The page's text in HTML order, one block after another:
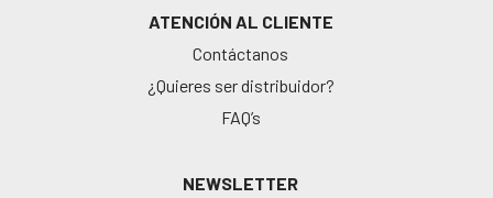
ATENCIÓN AL CLIENTE
Contáctanos
¿Quieres ser distribuidor?
FAQ’s
NEWSLETTER